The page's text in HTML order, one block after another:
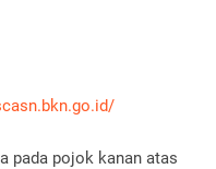
pada pojok kanan atas